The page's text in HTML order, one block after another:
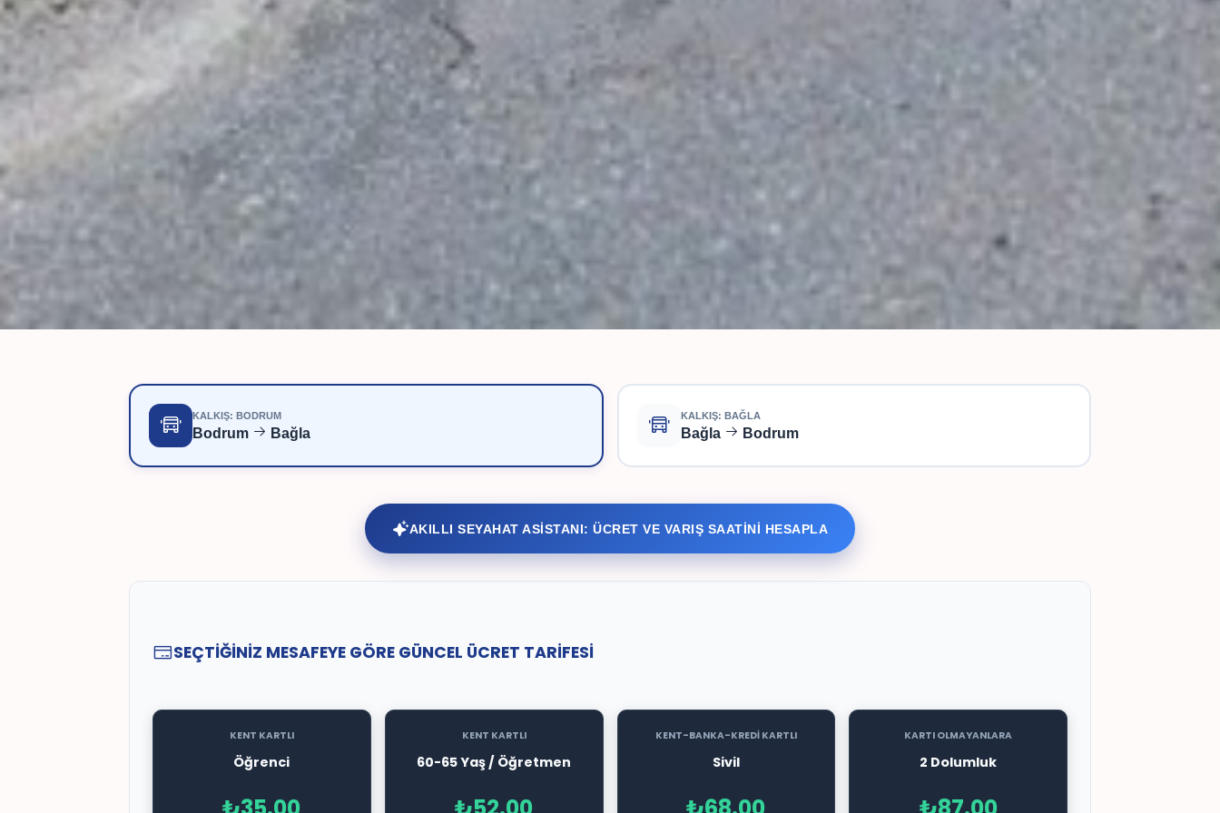
KALKIŞ: BODRUM
Bodrum Bağla
KALKIŞ: BAĞLA
Bağla Bodrum
AKILLI SEYAHAT ASİSTANI: ÜCRET VE VARIŞ SAATİNİ HESAPLA
SEÇTİĞİNİZ MESAFEYE GÖRE GÜNCEL ÜCRET TARİFESİ
KENT KARTLI
Öğrenci
KENT KARTLI
60-65 Yaş / Öğretmen
KENT-BANKA-KREDİ KARTLI
Sivil
KARTI OLMAYANLARA
2 Dolumluk